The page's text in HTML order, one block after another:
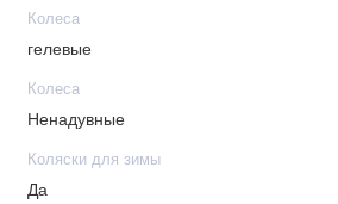
Колеса
гелевые
Колеса
Ненадувные
Коляски для зимы
Да